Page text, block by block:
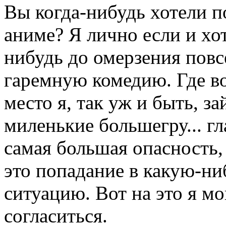
Вы когда-нибудь хотели
аниме? Я лично если и
нибудь до омерзения
гаремную комедию. Где
место я, так уж и быть,
миленькие большегру...
самая большая
это попадание в какую-
ситуацию. Вот на это я
согласиться.